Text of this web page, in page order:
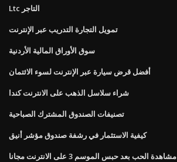
Ltc التاجر
تمويل التجارة التدريب عبر الإنترنت
سوق الأوراق المالية الأردنية
أفضل قرض سيارة عبر الإنترنت لسوء الائتمان
شراء سلاسل الذهب على الانترنت كندا
تصنيفات الصندوق المشترك الصباحية
كيفية الاستثمار في رشفة صندوق مؤشر أنيق
مشاهدة الحب بعد حبس الموسم 3 على الانترنت مجانا